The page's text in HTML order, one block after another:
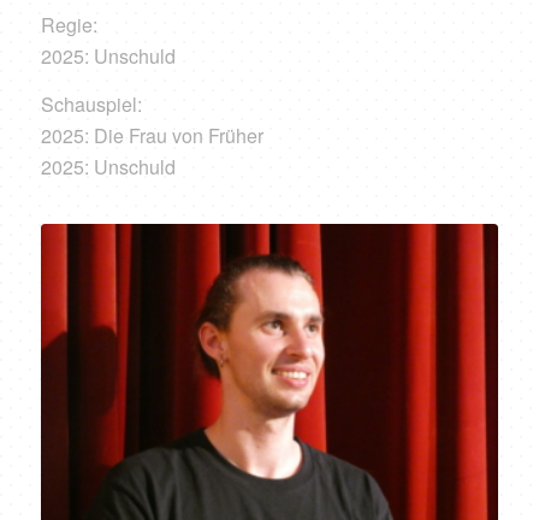
Regie:
2025: Unschuld
Schauspiel:
2025: Die Frau von Früher
2025: Unschuld